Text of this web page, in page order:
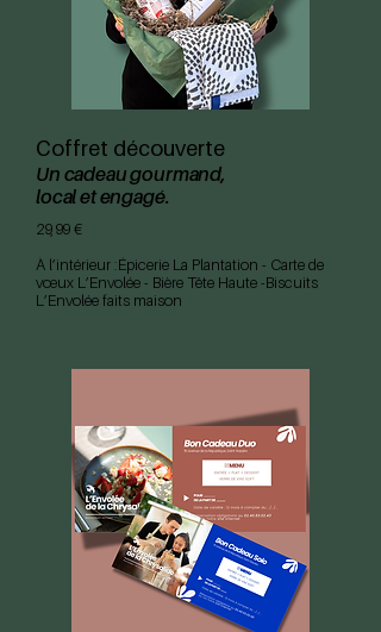
Coffret découverte
Un cadeau gourmand,
localet engagé.
29,99 €
À l’intérieur :Épicerie La Plantation - Carte de
vœux L’Envolée - Bière Tête Haute -Biscuits
L’Envolée faits maison